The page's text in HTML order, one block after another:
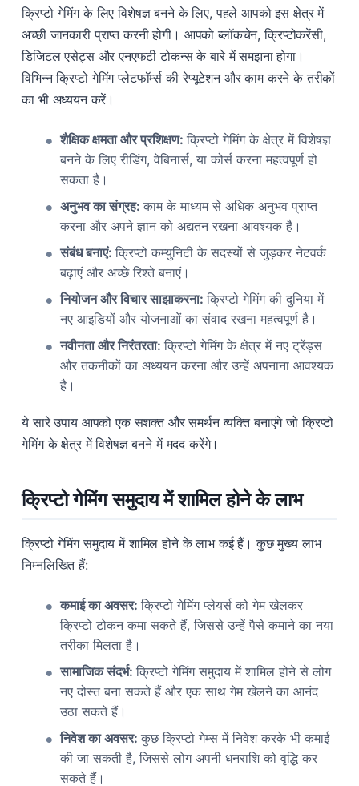
क्रिप्टो गेमिंग के लिए विशेषज्ञ बनने के लिए, पहले आपको इस क्षेत्र में
अच्छी जानकारी प्राप्त करनी होगी। आपको ब्लॉकचेन, क्रिप्टोकरेंसी,
डिजिटल एसेट्स और एनएफटी टोकन्स के बारे में समझना होगा।
विभिन्न क्रिप्टो गेमिंग प्लेटफॉर्म्स की रेप्यूटेशन और काम करने के तरीकों
का भी अध्ययन करें।
शैक्षिक क्षमता और प्रशिक्षण:क्रिप्टो गेमिंग के क्षेत्र में विशेषज्ञ
बनने के लिए रीडिंग, वेबिनार्स, या कोर्स करना महत्वपूर्ण हो
सकता है।
अनुभव का संग्रह:काम के माध्यम से अधिक अनुभव प्राप्त
करना और अपने ज्ञान को अद्यतन रखना आवश्यक है।
संबंध बनाएं:क्रिप्टो कम्युनिटी के सदस्यों से जुड़कर नेटवर्क
बढ़ाएं और अच्छे रिश्ते बनाएं।
नियोजन और विचार साझाकरना:क्रिप्टो गेमिंग की दुनिया में
नए आइडियों और योजनाओं का संवाद रखना महत्वपूर्ण है।
नवीनता और निरंतरता:क्रिप्टो गेमिंग के क्षेत्र में नए ट्रेंड्स
और तकनीकों का अध्ययन करना और उन्हें अपनाना आवश्यक
है।
ये सारे उपाय आपको एक सशक्त और समर्थन व्यक्ति बनाएंगे जो क्रिप्टो
गेमिंग के क्षेत्र में विशेषज्ञ बनने में मदद करेंगे।
क्रिप्टो गेमिंग समुदाय में शामिल होने के लाभ
क्रिप्टो गेमिंग समुदाय में शामिल होने के लाभ कई हैं। कुछ मुख्य लाभ
निम्नलिखित हैं:
कमाई का अवसर:क्रिप्टो गेमिंग प्लेयर्स को गेम खेलकर
क्रिप्टो टोकन कमा सकते हैं, जिससे उन्हें पैसे कमाने का नया
तरीका मिलता है।
सामाजिक संदर्भ:क्रिप्टो गेमिंग समुदाय में शामिल होने से लोग
नए दोस्त बना सकते हैं और एक साथ गेम खेलने का आनंद
उठा सकते हैं।
निवेश का अवसर:कुछ क्रिप्टो गेम्स में निवेश करके भी कमाई
की जा सकती है, जिससे लोग अपनी धनराशि को वृद्धि कर
सकते हैं।